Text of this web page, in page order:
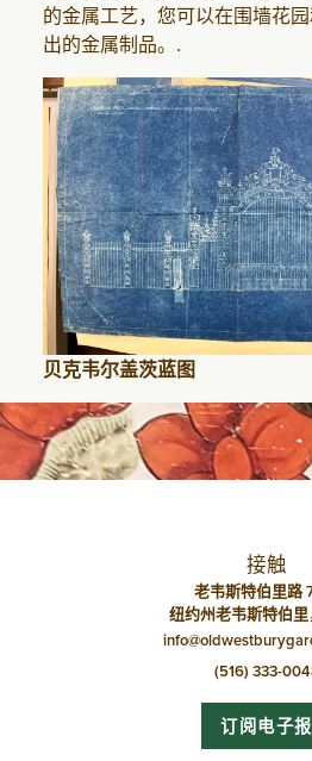
的金属工艺，您可以在围墙花
出的金属制品。.
贝克韦尔盖茨蓝图
接触
老韦斯特伯里路
纽约州老韦斯特伯里
(516) 333-
订阅电子报